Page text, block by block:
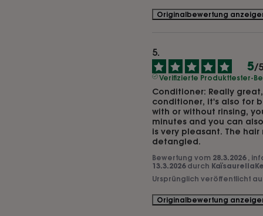
Originalbewertung
5/5
Verifizierte Produkttester-
Conditioner: Really
conditioner, it's also for
with or without rinsing,
minutes and you can
is very pleasant. The
detangled.
Bewertung vom 28.3.2026 ,
13.3.2026 durch
Ursprünglich veröffentlicht
Originalbewertung